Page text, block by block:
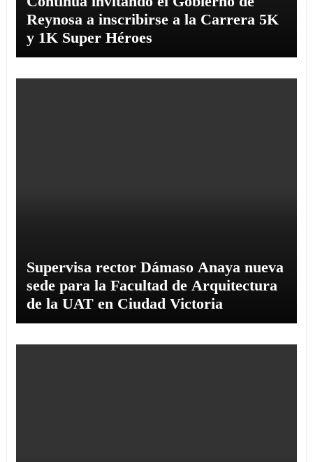
Reynosa a inscribirse a la Carrera 5K
y 1K Super Héroes
Supervisa rector Dámaso Anaya nueva
sede para la Facultad de Arquitectura
de la UAT en Ciudad Victoria